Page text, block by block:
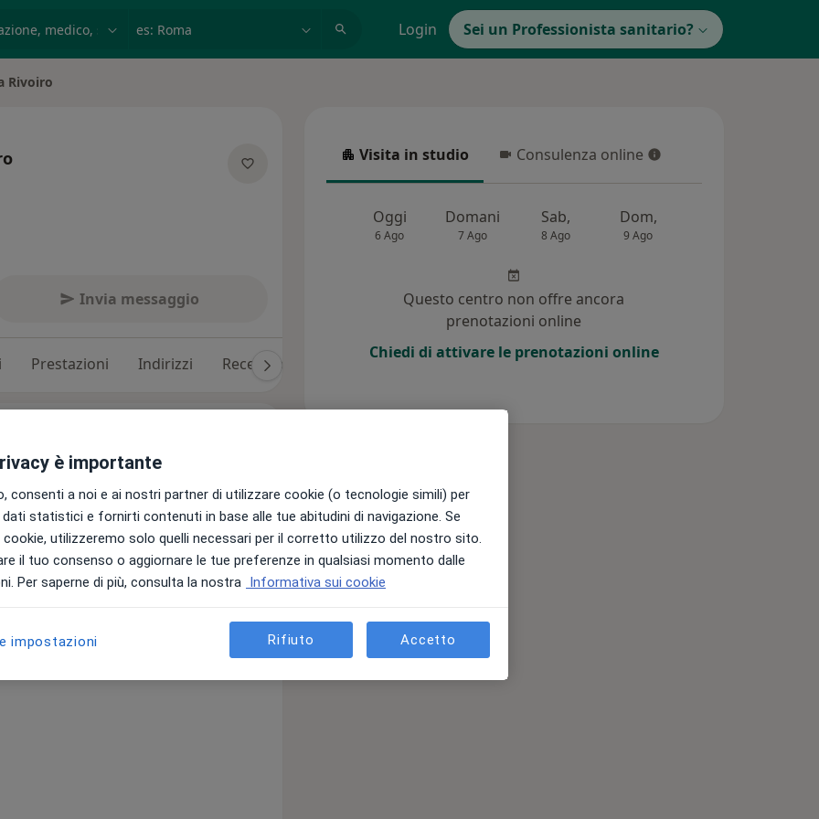
Login Sei un Professionista sanitario?
Rivoiro
Invia messaggio
Prestazioni Indirizzi Recensioni (50) Risposte ai pazienti (3)
il paziente, in cui lascio libera
del problema oggetto
e di raccolta anamnestica
o a chiarire la situazione
punto concordo con il paziente il
di consulenza ad una presa in
di intervento, che possono
del paziente, o strumenti
psicologa e psicoterapeuta (iscritta
con titolo conseguito presso la
con 70/70 e lode, con tesi dal
ho frequentato un corso di
Autogeno. Nel 2013 ho conseguito il
Clinico-Sperimentale C.I.I.C.S.
nella cura della Sindrome da
Visita in studio
Visita in studio Consulenza online
Consulenza online
Oggi
6 Ago
Domani
7 Ago
Sab,
8 Ago
Dom,
9 Ago
Questo centro non offre ancora
prenotazioni online
Chiedi di attivare le prenotazioni online
è importante
consenti a noi e ai nostri partner di utilizzare cookie (o tecnologie simili) per
statistici e fornirti contenuti in base alle tue abitudini di navigazione. Se
utilizzeremo solo quelli necessari per il corretto utilizzo del nostro sito.
il tuo consenso o aggiornare le tue preferenze in qualsiasi momento dalle
Per saperne di più, consulta la nostra Informativa sui cookie
impostazioni Rifiuto Accetto